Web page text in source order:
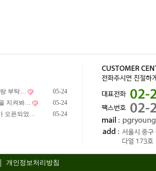
랑 부탁…
05-24
지켜봐…
05-24
오픈되었…
05-24
개인정보처리방침